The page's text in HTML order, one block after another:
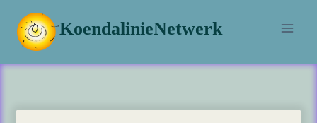
naar
inhoud
KoendalinieNetwerk